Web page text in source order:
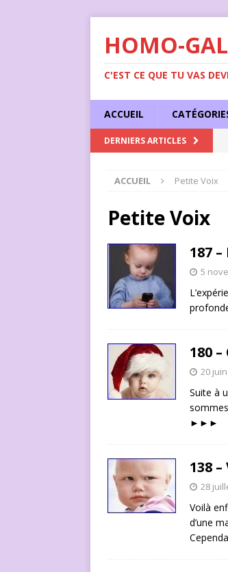
HOMO-
C'EST CE QUE TU VAS
ACCUEIL
DERNIERS ARTICLES
ACCUEIL Petite Voix
Petite Voix
187
5
180
20
Suite à
►►►
138
28
Voilà
d’une